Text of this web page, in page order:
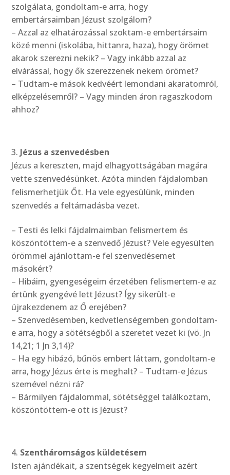
szolgálata, gondoltam-e arra, hogy
embertársaimban Jézust szolgálom?
– Azzal az elhatározással szoktam-e embertársaim
közé menni (iskolába, hittanra, haza), hogy örömet
akarok szerezni nekik? – Vagy inkább azzal az
elvárással, hogy ők szerezzenek nekem örömet?
– Tudtam-e mások kedvéért lemondani akaratomról,
elképzelésemről? – Vagy minden áron ragaszkodom
ahhoz?
Jézus a szenvedésben
Jézus a kereszten, majd elhagyottságában magára
vette szenvedésünket. Azóta minden fájdalomban
felismerhetjük Őt. Ha vele egyesülünk, minden
szenvedés a feltámadásba vezet.
– Testi és lelki fájdalmaimban felismertem és
köszöntöttem-e a szenvedő Jézust? Vele egyesülten
örömmel ajánlottam-e fel szenvedésemet
másokért?
– Hibáim, gyengeségeim érzetében felismertem-e az
értünk gyengévé lett Jézust? Így sikerült-e
újrakezdenem az Ő erejében?
– Szenvedésemben, kedvetlenségemben gondoltam-
e arra, hogy a sötétségből a szeretet vezet ki (vö. Jn
14,21; 1 Jn 3,14)?
– Ha egy hibázó, bűnös embert láttam, gondoltam-e
arra, hogy Jézus érte is meghalt? – Tudtam-e Jézus
szemével nézni rá?
– Bármilyen fájdalommal, sötétséggel találkoztam,
köszöntöttem-e ott is Jézust?
Szentháromságos küldetésem
Isten ajándékait, a szentségek kegyelmeit azért